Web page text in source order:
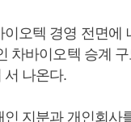
오텍 경영 전면에
차바이오텍 승계
서 나온다.
인 지분과 개인회사